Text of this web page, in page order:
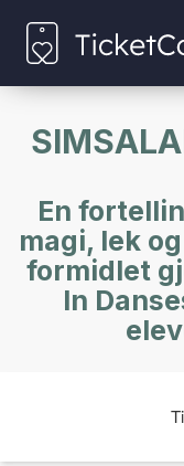
En
magi, lek
formidlet
In